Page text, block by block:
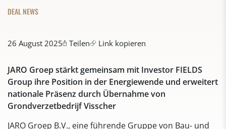
DEAL NEWS
26 August 2025 Teilen Link kopieren
JARO Groep stärkt gemeinsam mit Investor FIELDS
Group ihre Position in der Energiewende und erweitert
nationale Präsenz durch Übernahme von
Grondverzetbedrijf Visscher
JARO Groep B.V., eine führende Gruppe von Bau- und